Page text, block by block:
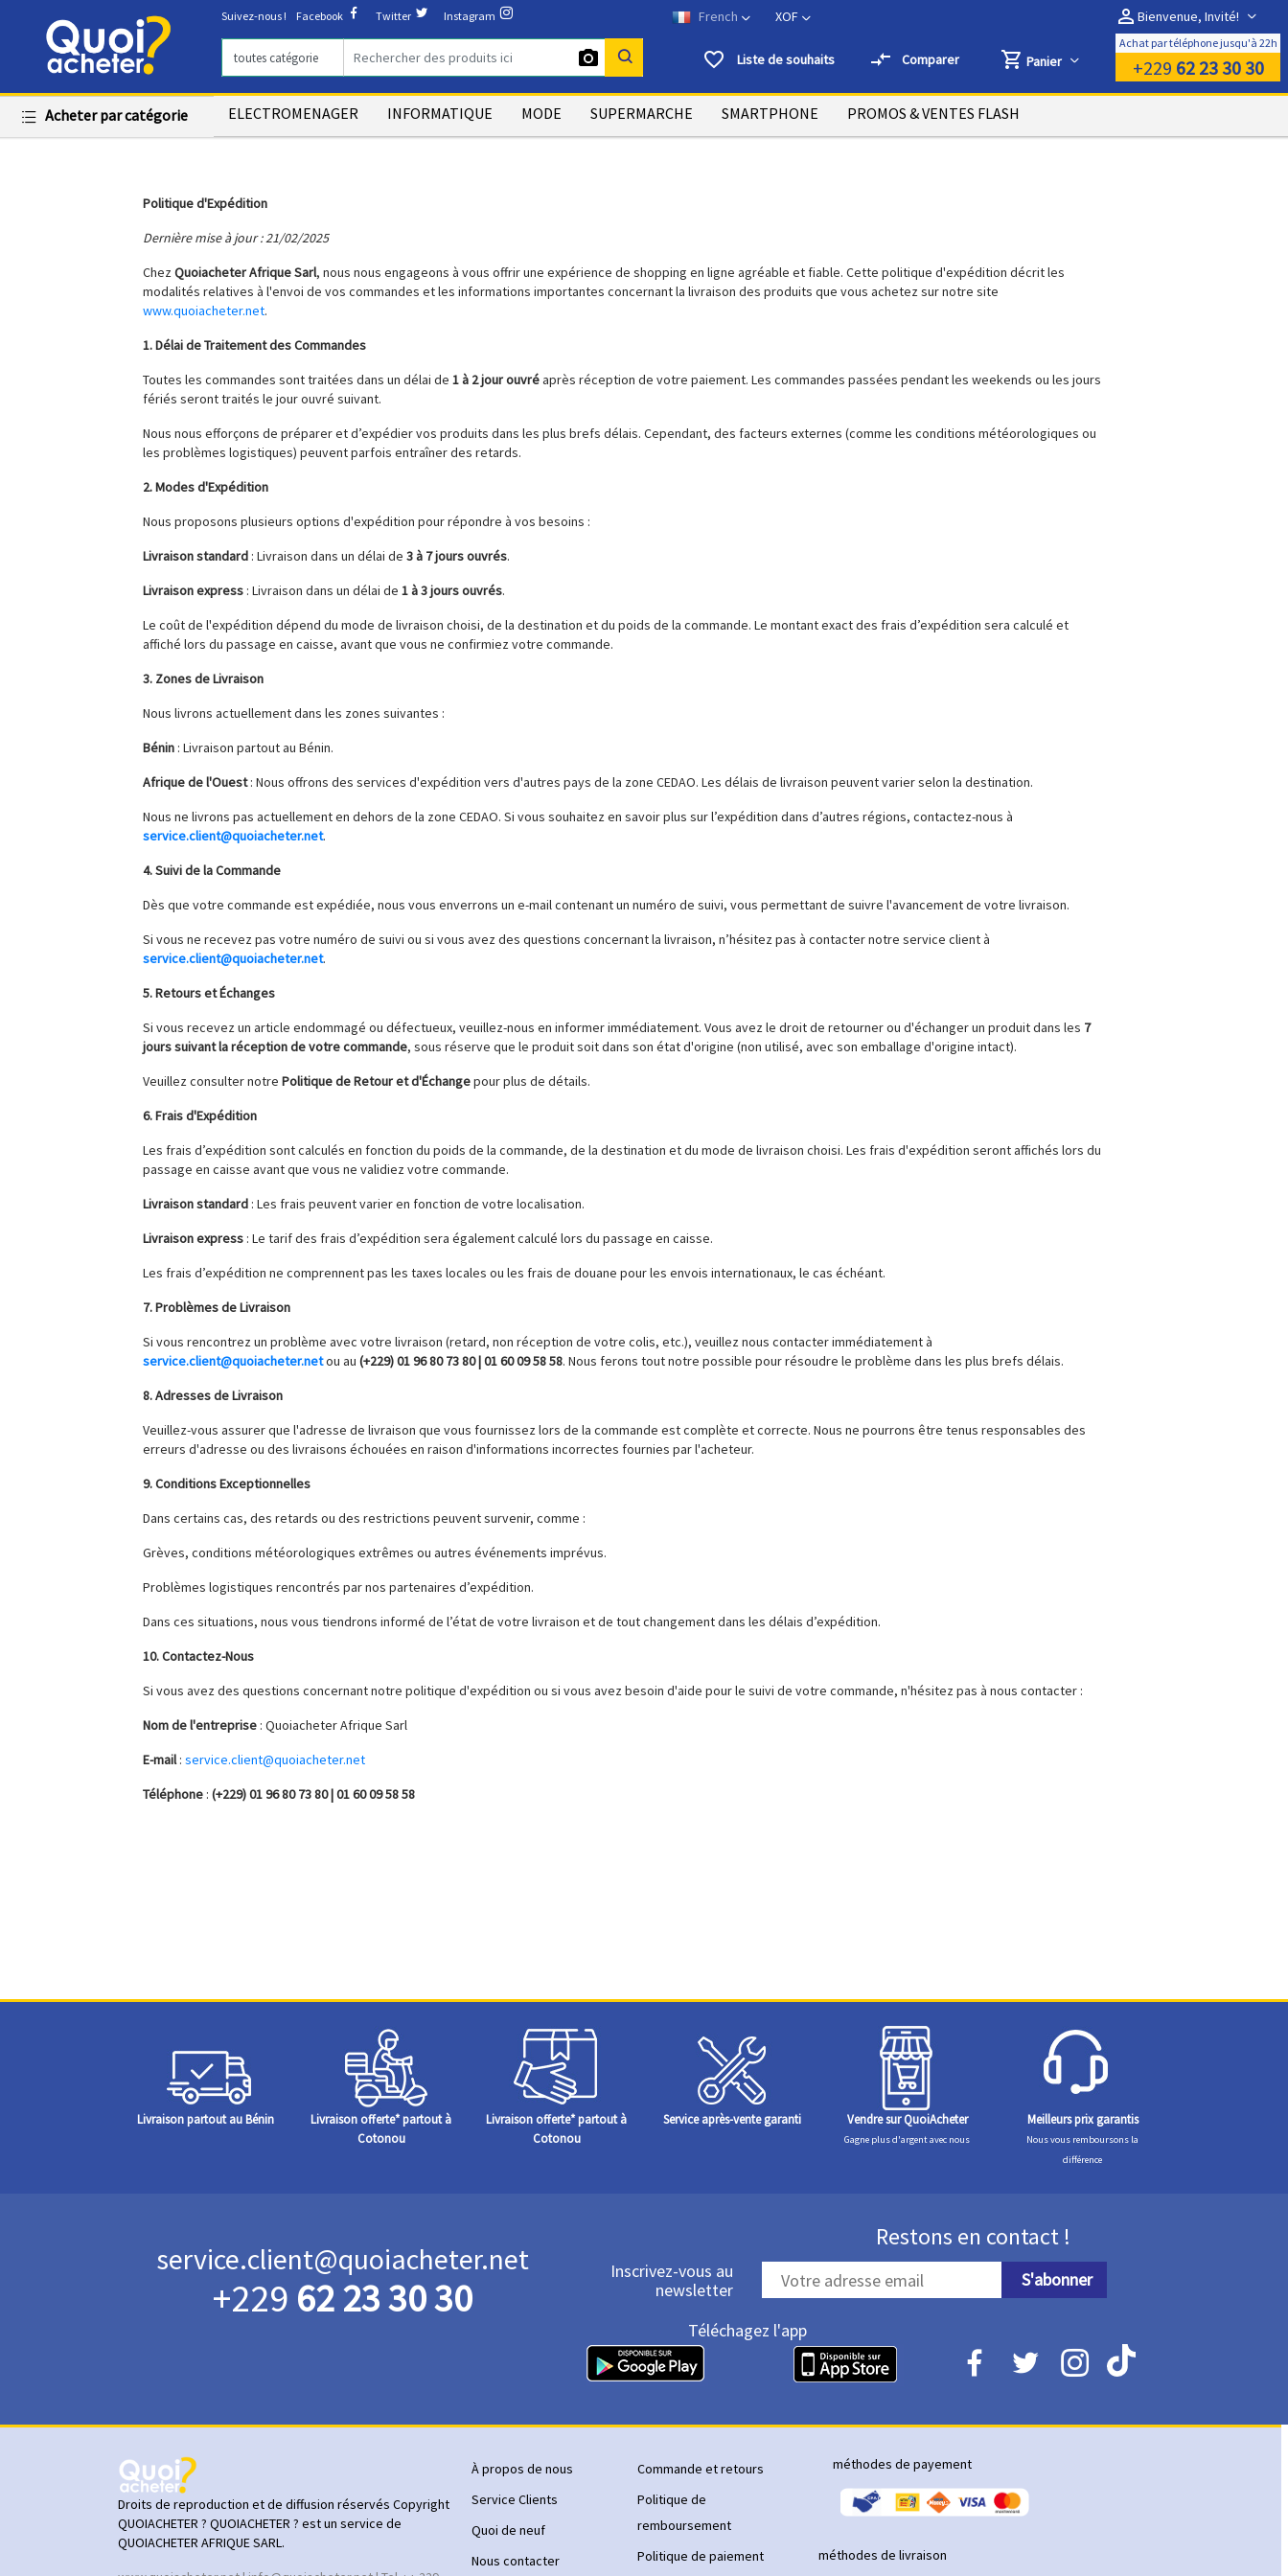
Suivez-nous ! Facebook Twitter Instagram perm_identity Bienvenue, Invité!
favorite_border Liste de souhaits compare_arrows Comparer shopping_cart Panier
Achat par téléphone jusqu'à 22h
+229 62 23 30 30
Acheter par catégorie ELECTROMENAGER INFORMATIQUE MODE SUPERMARCHE SMARTPHONE PROMOS & VENTES FLASH
Politique d'Expédition
Dernière mise à jour : 21/02/2025
ChezQuoiacheter Afrique Sarl, nous nous engageons à vous offrir une expérience de shopping en ligne agréable et fiable. Cette politique d'expédition décrit les
modalités relatives à l'envoi de vos commandes et les informations importantes concernant la livraison des produits que vous achetez sur notre site
www.quoiacheter.net.
1. Délai de Traitement des Commandes
Toutes les commandes sont traitées dans un délai de1 à 2 jour ouvréaprès réception de votre paiement. Les commandes passées pendant les weekends ou les jours
fériés seront traités le jour ouvré suivant.
Nous nous efforçons de préparer et d’expédier vos produits dans les plus brefs délais. Cependant, des facteurs externes (comme les conditions météorologiques ou
les problèmes logistiques) peuvent parfois entraîner des retards.
2. Modes d'Expédition
Nous proposons plusieurs options d'expédition pour répondre à vos besoins :
Livraison standard : Livraison dans un délai de3 à 7 jours ouvrés.
Livraison express : Livraison dans un délai de1 à 3 jours ouvrés.
Le coût de l'expédition dépend du mode de livraison choisi, de la destination et du poids de la commande. Le montant exact des frais d’expédition sera calculé et
affiché lors du passage en caisse, avant que vous ne confirmiez votre commande.
3. Zones de Livraison
Nous livrons actuellement dans les zones suivantes :
Bénin : Livraison partout au Bénin.
Afrique de l'Ouest: Nous offrons des services d'expédition vers d'autres pays de la zone CEDAO. Les délais de livraison peuvent varier selon la destination.
Nous ne livrons pas actuellement en dehors de la zone CEDAO. Si vous souhaitez en savoir plus sur l’expédition dans d’autres régions, contactez-nous à
service.client@quoiacheter.net.
4. Suivi de la Commande
Dès que votre commande est expédiée, nous vous enverrons un e-mail contenant un numéro de suivi, vous permettant de suivre l'avancement de votre livraison.
Si vous ne recevez pas votre numéro de suivi ou si vous avez des questions concernant la livraison, n’hésitez pas à contacter notre service client à
service.client@quoiacheter.net.
5. Retours et Échanges
Si vous recevez un article endommagé ou défectueux, veuillez-nous en informer immédiatement. Vous avez le droit de retourner ou d'échanger un produit dans les 7
jours suivant la réception de votre commande, sous réserve que le produit soit dans son état d'origine (non utilisé, avec son emballage d'origine intact).
Veuillez consulter notrePolitique de Retour et d'Échangepour plus de détails.
6. Frais d'Expédition
Les frais d’expédition sont calculés en fonction du poids de la commande, de la destination et du mode de livraison choisi. Les frais d'expédition seront affichés lors du
passage en caisse avant que vous ne validiez votre commande.
Livraison standard : Les frais peuvent varier en fonction de votre localisation.
Livraison express : Le tarif des frais d’expédition sera également calculé lors du passage en caisse.
Les frais d’expédition ne comprennent pas les taxes locales ou les frais de douane pour les envois internationaux, le cas échéant.
7. Problèmes de Livraison
Si vous rencontrez un problème avec votre livraison (retard, non réception de votre colis, etc.), veuillez nous contacter immédiatement à
service.client@quoiacheter.netou au(+229) 01 96 80 73 80 | 01 60 09 58 58. Nous ferons tout notre possible pour résoudre le problème dans les plus brefs délais.
8. Adresses de Livraison
Veuillez-vous assurer que l'adresse de livraison que vous fournissez lors de la commande est complète et correcte. Nous ne pourrons être tenus responsables des
erreurs d'adresse ou des livraisons échouées en raison d'informations incorrectes fournies par l'acheteur.
9. Conditions Exceptionnelles
Dans certains cas, des retards ou des restrictions peuvent survenir, comme :
Grèves, conditions météorologiques extrêmes ou autres événements imprévus.
Problèmes logistiques rencontrés par nos partenaires d’expédition.
Dans ces situations, nous vous tiendrons informé de l’état de votre livraison et de tout changement dans les délais d’expédition.
10. Contactez-Nous
Si vous avez des questions concernant notre politique d'expédition ou si vous avez besoin d'aide pour le suivi de votre commande, n'hésitez pas à nous contacter :
Nom de l'entreprise : Quoiacheter Afrique Sarl
E-mail:service.client@quoiacheter.net
Téléphone :(+229) 01 96 80 73 80 | 01 60 09 58 58
Livraison partout au Bénin
Livraison offerte* partout à
Cotonou
Livraison offerte* partout à
Cotonou
Service après-vente garanti Vendre sur QuoiAcheter
Gagne plus d'argent avec nous
Meilleurs prix garantis
Nous vous remboursons la
différence
service.client@quoiacheter.net
+229 62 23 30 30
Restons en contact !
Inscrivez-vous au
newsletter
S'abonner
Téléchagez l'app
Droits de reproduction et de diffusion réservés Copyright
QUOIACHETER ? QUOIACHETER ? est un service de
QUOIACHETER AFRIQUE SARL.
À propos de nous
Service Clients
Quoi de neuf
Nous contacter
Commande et retours
Politique de
remboursement
Politique de paiement
méthodes de payement
méthodes de livraison